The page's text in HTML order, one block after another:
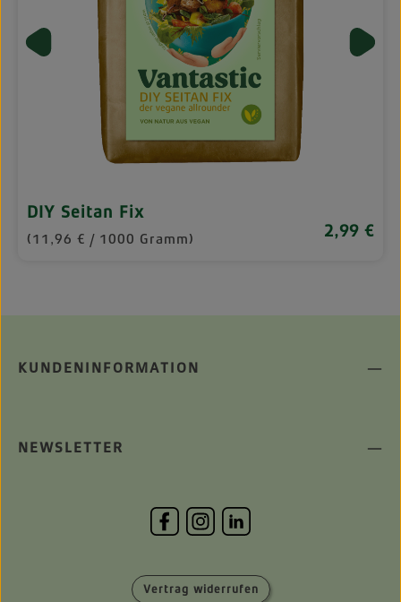
DIY Seitan Fix
(11,96 € / 1000 Gramm)
Regulärer
2,99 €
KUNDENINFORMATION
NEWSLETTER
Vertrag widerrufen